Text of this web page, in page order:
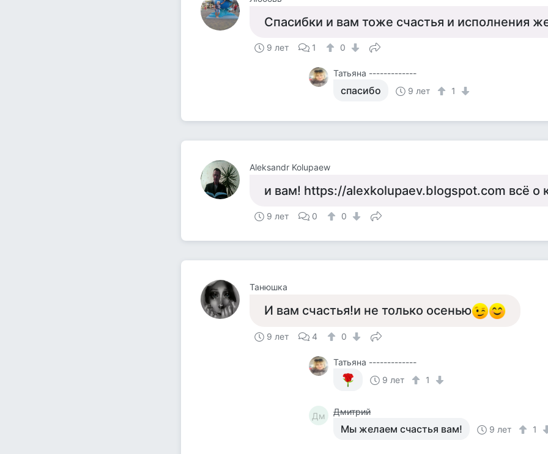
Спасибки и вам тоже счастья и исполнения
9 лет 1 0
Татьяна -------------
спасибо 9 лет 1
Aleksandr Kolupaew
и вам! https://alexkolupaev.blogspot.com всё о
9 лет 0 0
Танюшка
И вам счастья!и не только осенью
9 лет 4 0
Татьяна -------------
9 лет
1
Дм Дмитрий
Мы желаем счастья вам! 9 лет 1